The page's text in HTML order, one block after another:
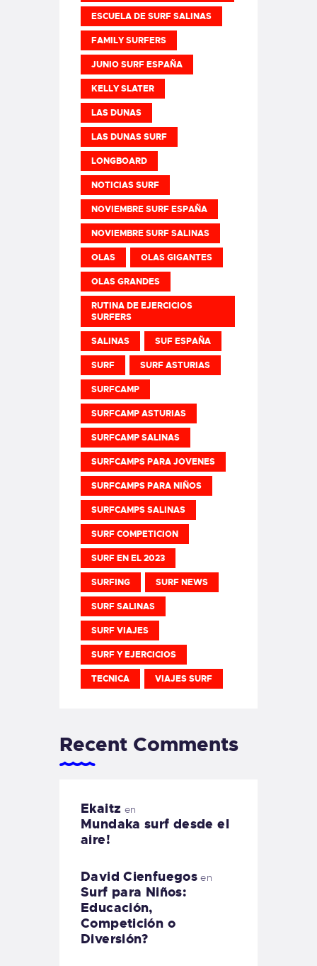
ESCUELA DE SURF SALINAS
FAMILY SURFERS
JUNIO SURF ESPAÑA
KELLY SLATER
LAS DUNAS
LAS DUNAS SURF
LONGBOARD
NOTICIAS SURF
NOVIEMBRE SURF ESPAÑA
NOVIEMBRE SURF SALINAS
OLAS OLAS GIGANTES
OLAS GRANDES
RUTINA DE EJERCICIOS
SURFERS
SALINAS SUF ESPAÑA
SURF SURF ASTURIAS
SURFCAMP
SURFCAMP ASTURIAS
SURFCAMP SALINAS
SURFCAMPS PARA JOVENES
SURFCAMPS PARA NIÑOS
SURFCAMPS SALINAS
SURF COMPETICION
SURF EN EL 2023
SURFING SURF NEWS
SURF SALINAS
SURF VIAJES
SURF Y EJERCICIOS
TECNICA VIAJES SURF
Recent Comments
Ekaitz en
Mundaka surf desde el
aire!
David Cienfuegos en
Surf para Niños:
Educación,
Competición o
Diversión?